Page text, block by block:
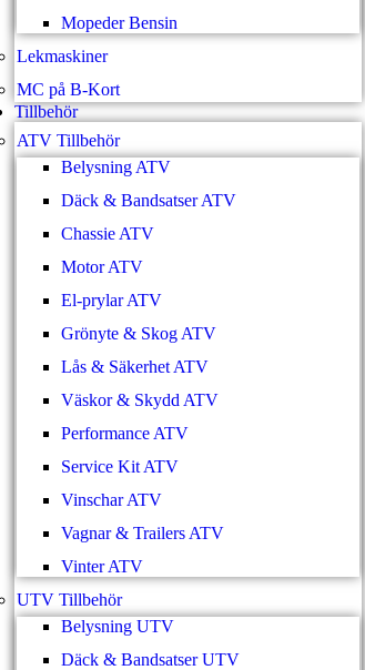
Mopeder Bensin
Lekmaskiner
MC på B-Kort
Tillbehör
ATV Tillbehör
Belysning ATV
Däck & Bandsatser ATV
Chassie ATV
Motor ATV
El-prylar ATV
Grönyte & Skog ATV
Lås & Säkerhet ATV
Väskor & Skydd ATV
Performance ATV
Service Kit ATV
Vinschar ATV
Vagnar & Trailers ATV
Vinter ATV
UTV Tillbehör
Belysning UTV
Däck & Bandsatser UTV